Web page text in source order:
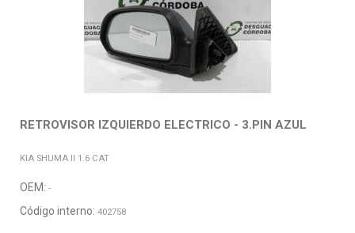
RETROVISOR IZQUIERDO ELECTRICO - 3.PIN AZUL
KIA SHUMA II 1.6 CAT
OEM: -
Código interno: 402758